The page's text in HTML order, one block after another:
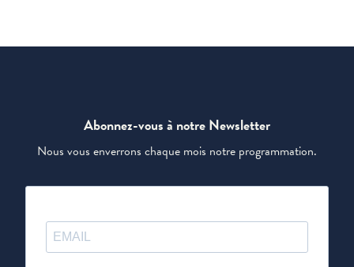
Abonnez-vous à notre Newsletter
Nous vous enverrons chaque mois notre programmation.